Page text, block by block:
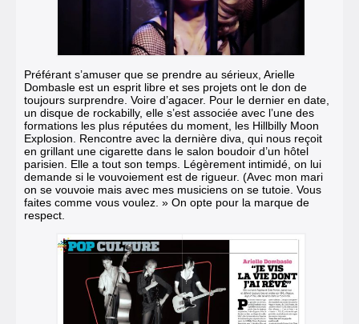
Préférant s’amuser que se prendre au sérieux, Arielle
Dombasle est un esprit libre et ses projets ont le don de
toujours surprendre. Voire d’agacer. Pour le dernier en date,
un disque de rockabilly, elle s’est associée avec l’une des
formations les plus réputées du moment, les Hillbilly Moon
Explosion. Rencontre avec la dernière diva, qui nous reçoit
en grillant une cigarette dans le salon boudoir d’un hôtel
parisien. Elle a tout son temps. Légèrement intimidé, on lui
demande si le vouvoiement est de rigueur. (Avec mon mari
on se vouvoie mais avec mes musiciens on se tutoie. Vous
faites comme vous voulez. » On opte pour la marque de
respect.